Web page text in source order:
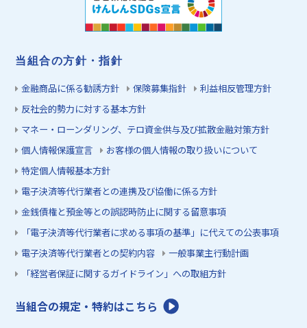
当組合の方針・指針
金融商品に係る勧誘方針 保険募集指針
利益相反管理方針
反社会的勢力に対する基本方針
マネー・ローンダリング、テロ資金供与及び拡散金融対策方針
個人情報保護宣言
お客様の個人情報の取り扱いについて
特定個人情報基本方針
電子決済等代行業者との連携及び協働に係る方針
金銭債権と預金等との誤認時防止に関する留意事項
「電子決済等代行業者に求める事項の基準」に代えての公表事項
電子決済等代行業者との契約内容
一般事業主行動計画
「経営者保証に関するガイドライン」への取組方針
当組合の規定・特約はこちら